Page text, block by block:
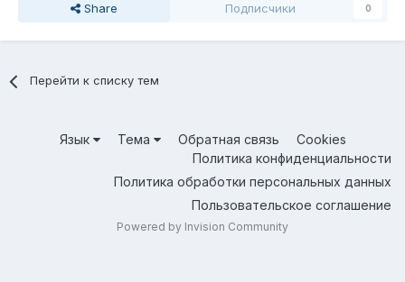
Share Подписчики 0
Перейти к списку тем
Язык Тема Обратная связь
Cookies
Политика конфиденциальности
Политика обработки персональных данных
Пользовательское соглашение
Powered by Invision Community